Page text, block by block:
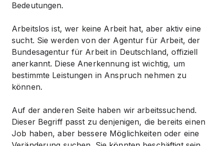
Bedeutungen.
Arbeitslos ist, wer keine Arbeit hat, aber aktiv eine
sucht. Sie werden von der Agentur für Arbeit, der
Bundesagentur für Arbeit in Deutschland, offiziell
anerkannt. Diese Anerkennung ist wichtig, um
bestimmte Leistungen in Anspruch nehmen zu
können.
Auf der anderen Seite haben wir arbeitssuchend.
Dieser Begriff passt zu denjenigen, die bereits einen
Job haben, aber bessere Möglichkeiten oder eine